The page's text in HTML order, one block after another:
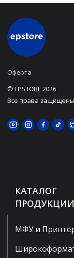
Оферта
© EPSTORE 2026
Все права защищены
КАТАЛОГ
ПРОДУКЦИИ
МФУ и